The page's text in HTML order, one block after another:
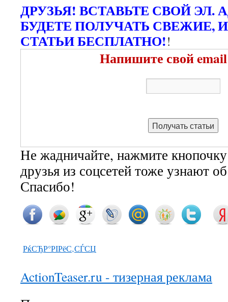
ДРУЗЬЯ! ВСТАВЬТЕ СВОЙ ЭЛ.
БУДЕТЕ ПОЛУЧАТЬ СВЕЖИЕ,
СТАТЬИ БЕСПЛАТНО!!
Напишите свой
Не жадничайте, нажмите
друзья из соцсетей тоже узнают
Спасибо!
РќСЂР°РІРёС‚СЃСЏ
ActionTeaser.ru - тизерная реклама